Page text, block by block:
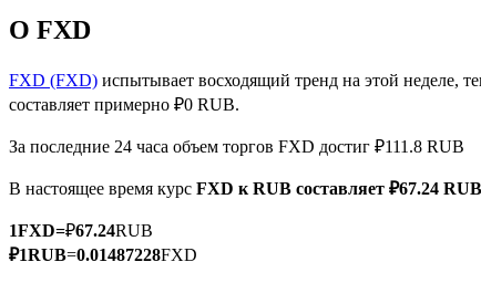
TradFi
О FXD
FXD (FXD) испытывает восходящий тренд на этой неделе,
составляет примерно ₽0 RUB.
За последние 24 часа объем торгов FXD достиг ₽111.8 RUB
В настоящее время курс FXD к RUB составляет ₽67.24
1FXD=₽67.24RUB
₽1RUB=0.01487228FXD